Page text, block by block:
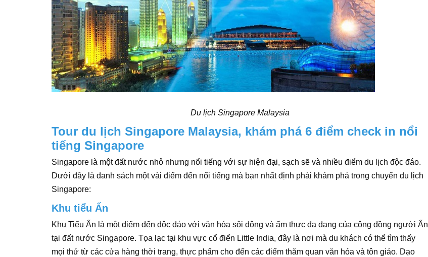
Du lịch Singapore Malaysia
Tour du lịch Singapore Malaysia, khám phá 6 điểm check in nổi
tiếng Singapore
Singapore là một đất nước nhỏ nhưng nổi tiếng với sự hiện đại, sạch sẽ và nhiều điểm du lịch độc đáo.
Dưới đây là danh sách một vài điểm đến nổi tiếng mà bạn nhất định phải khám phá trong chuyến du lịch
Singapore:
Khu tiểu Ấn
Khu Tiểu Ấn là một điểm đến độc đáo với văn hóa sôi động và ẩm thực đa dạng của cộng đồng người Ấn
tại đất nước Singapore. Tọa lạc tại khu vực cổ điển Little India, đây là nơi mà du khách có thể tìm thấy
mọi thứ từ các cửa hàng thời trang, thực phẩm cho đến các điểm thăm quan văn hóa và tôn giáo. Dạo